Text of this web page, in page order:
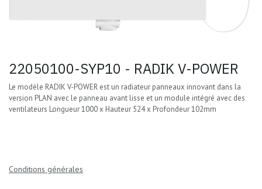
22050100-SYP10 - RADIK V-POWER
Le modèle RADIK V-POWER est un radiateur panneaux innovant dans la
version PLAN avec le panneau avant lisse et un module intégré avec des
ventilateurs Longueur 1000 x Hauteur 524 x Profondeur 102mm
Conditions générales